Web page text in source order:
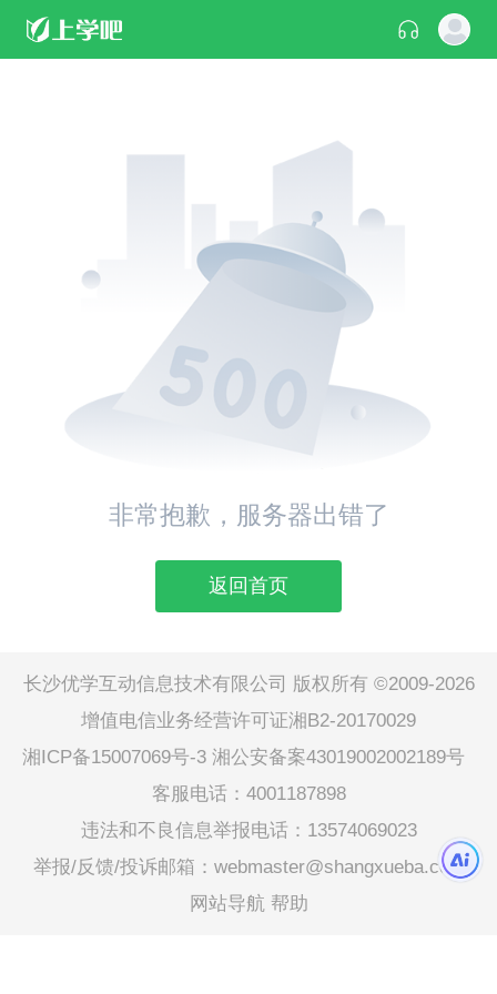
非常抱歉，服务器出错了
返回首页
长沙优学互动信息技术有限公司 版权所有 ©2009-2026
增值电信业务经营许可证湘B2-20170029
湘ICP备15007069号-3 湘公安备案43019002002189号
客服电话：4001187898
违法和不良信息举报电话：13574069023
举报/反馈/投诉邮箱：webmaster@shangxueba.com
网站导航 帮助